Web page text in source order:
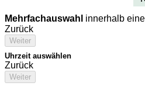
Mehrfachauswahl innerhalb
Zurück
Weiter
Uhrzeit auswählen
Zurück
Weiter